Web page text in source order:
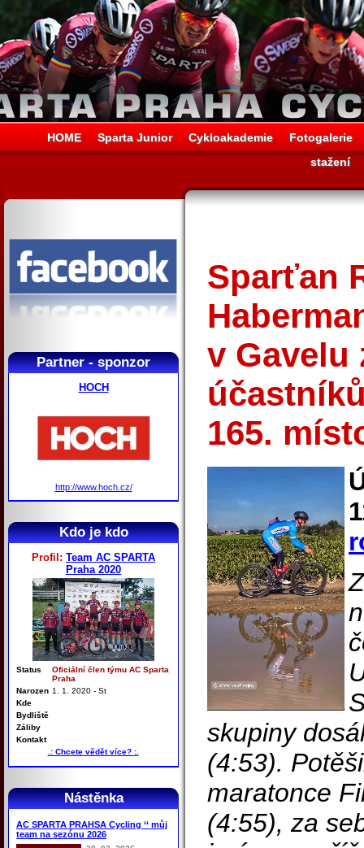
HOME Sparta Junior Cykloakademie
Fotogalerie
stažení
Partner - sponzor
HOCH
http://www.hoch.cz/
Kdo je kdo
Profil: Team AC SPARTA
Praha 2020
Status
Oficiální člen týmu AC Sparta
Praha
Narozen 1. 1. 2020 - St
Kde
Bydliště
Záliby
Kontakt
.: Chcete vědět více? :.
Nástěnka
AC SPARTA PRAHSA Cycling ‘‘ můj
team na sezónu 2026
Sparťan
v Gavelu
165.
skupiny
(4:53).
maratonce
(4:55), za